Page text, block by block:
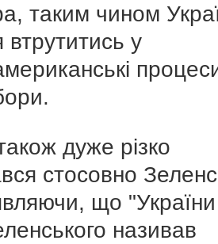
таким чином
втрутитись у
дуже різко
стосовно
що
називав